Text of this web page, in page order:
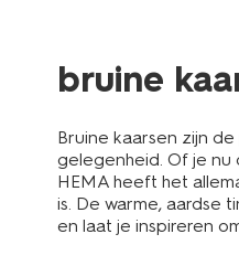
bruine
Bruine kaarsen zijn
gelegenheid. Of je
HEMA heeft het
is. De warme, aardse
en laat je inspireren